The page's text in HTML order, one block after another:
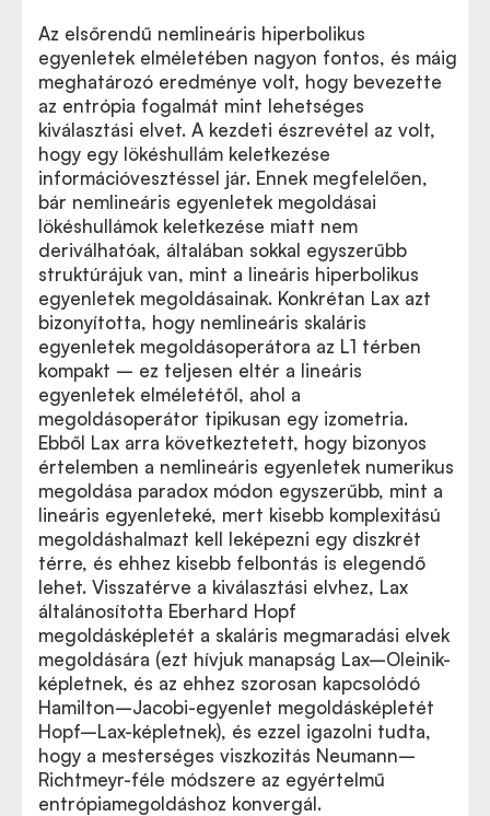
Az elsőrendű nemlineáris hiperbolikus
egyenletek elméletében nagyon fontos, és máig
meghatározó eredménye volt, hogy bevezette
az entrópia fogalmát mint lehetséges
kiválasztási elvet. A kezdeti észrevétel az volt,
hogy egy lökéshullám keletkezése
információvesztéssel jár. Ennek megfelelően,
bár nemlineáris egyenletek megoldásai
lökéshullámok keletkezése miatt nem
deriválhatóak, általában sokkal egyszerűbb
struktúrájuk van, mint a lineáris hiperbolikus
egyenletek megoldásainak. Konkrétan Lax azt
bizonyította, hogy nemlineáris skaláris
egyenletek megoldásoperátora az L1 térben
kompakt – ez teljesen eltér a lineáris
egyenletek elméletétől, ahol a
megoldásoperátor tipikusan egy izometria.
Ebből Lax arra következtetett, hogy bizonyos
értelemben a nemlineáris egyenletek numerikus
megoldása paradox módon egyszerűbb, mint a
lineáris egyenleteké, mert kisebb komplexitású
megoldáshalmazt kell leképezni egy diszkrét
térre, és ehhez kisebb felbontás is elegendő
lehet. Visszatérve a kiválasztási elvhez, Lax
általánosította Eberhard Hopf
megoldásképletét a skaláris megmaradási elvek
megoldására (ezt hívjuk manapság Lax–Oleinik-
képletnek, és az ehhez szorosan kapcsolódó
Hamilton–Jacobi-egyenlet megoldásképletét
Hopf–Lax-képletnek), és ezzel igazolni tudta,
hogy a mesterséges viszkozitás Neumann–
Richtmeyr-féle módszere az egyértelmű
entrópiamegoldáshoz konvergál.